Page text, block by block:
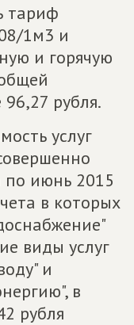
тариф
1м3 и
и горячую
рубля.
услуг
по июнь 2015
в которых
виды услуг
и
в
рубля